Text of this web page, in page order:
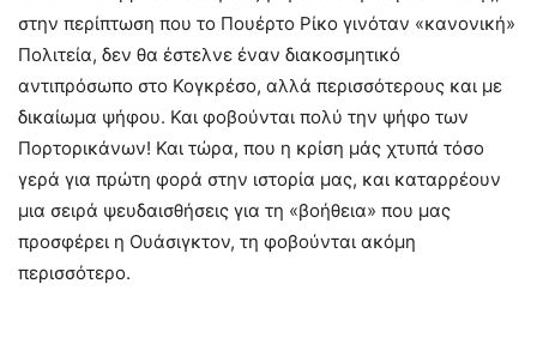
στην περίπτωση που το Πουέρτο Ρίκο γινόταν «κανονική»
Πολιτεία, δεν θα έστελνε έναν διακοσμητικό
αντιπρόσωπο στο Κογκρέσο, αλλά περισσότερους και με
δικαίωμα ψήφου. Και φοβούνται πολύ την ψήφο των
Πορτορικάνων! Και τώρα, που η κρίση μάς χτυπά τόσο
γερά για πρώτη φορά στην ιστορία μας, και καταρρέουν
μια σειρά ψευδαισθήσεις για τη «βοήθεια» που μας
προσφέρει η Ουάσιγκτον, τη φοβούνται ακόμη
περισσότερο.